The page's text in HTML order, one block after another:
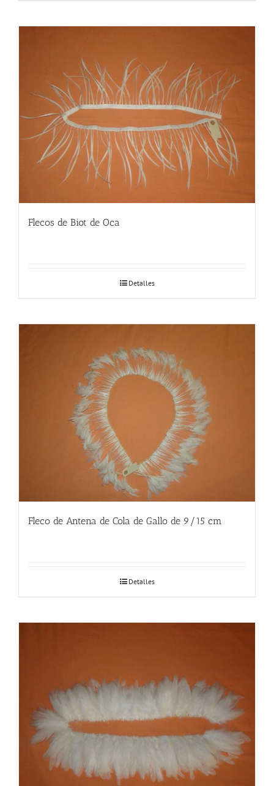
Flecos de Biot de Oca
Detalles
Fleco de Antena de Cola de Gallo de 9/15 cm
Detalles